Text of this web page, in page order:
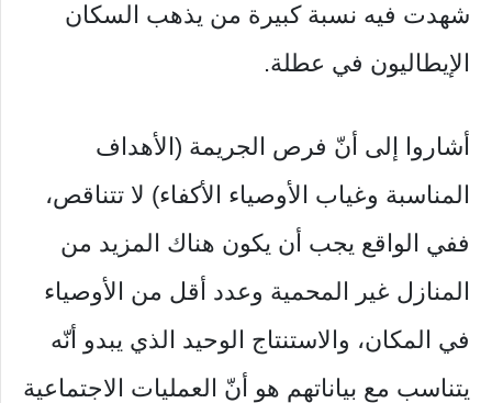
شهدت فيه نسبة كبيرة من يذهب السكان
الإيطاليون في عطلة.
أشاروا إلى أنّ فرص الجريمة (الأهداف
المناسبة وغياب الأوصياء الأكفاء) لا تتناقص،
ففي الواقع يجب أن يكون هناك المزيد من
المنازل غير المحمية وعدد أقل من الأوصياء
في المكان، والاستنتاج الوحيد الذي يبدو أنّه
يتناسب مع بياناتهم هو أنّ العمليات الاجتماعية